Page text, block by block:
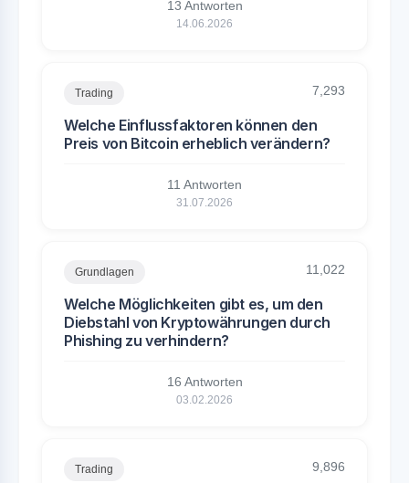
13 Antworten
14.06.2026
Trading 7,293
Welche Einflussfaktoren können den
Preis von Bitcoin erheblich verändern?
11 Antworten
31.07.2026
Grundlagen 11,022
Welche Möglichkeiten gibt es, um den
Diebstahl von Kryptowährungen durch
Phishing zu verhindern?
16 Antworten
03.02.2026
Trading 9,896